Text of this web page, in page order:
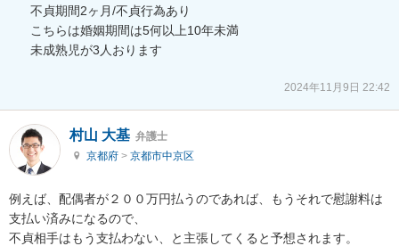
不貞期間2ヶ月/不貞行為あり
こちらは婚姻期間は5何以上10年未満
未成熟児が3人おります
2024年11月9日 22:42
村山 大基 弁護士
京都府 > 京都市中京区
例えば、配偶者が２００万円払うのであれば、もうそれで慰謝料は
支払い済みになるので、
不貞相手はもう支払わない、と主張してくると予想されます。